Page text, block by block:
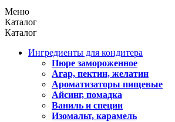
Меню
Каталог
Каталог
Ингредиенты для кондитера
Пюре замороженное
Агар, пектин, желатин
Ароматизаторы пищевые
Айсинг, помадка
Ваниль и специи
Изомальт, карамель